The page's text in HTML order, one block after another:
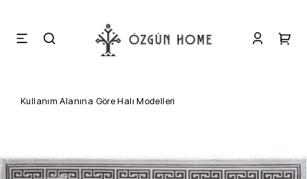
Kullanım Alanına Göre Halı Modelleri